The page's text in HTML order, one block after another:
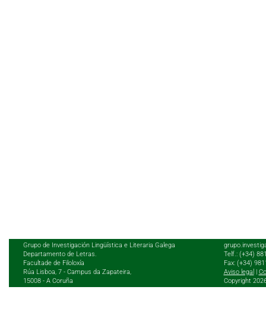
Grupo de Investigación Lingüística e Literaria Galega
Departamento de Letras.
Facultade de Filoloxía
Rúa Lisboa, 7 - Campus da Zapateira,
15008 - A Coruña
Telf.: (+34)
Fax: (+34)
Aviso legal
Copyright